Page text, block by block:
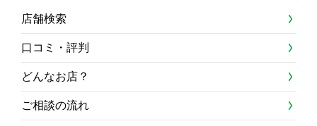
店舗検索
口コミ・評判
どんなお店？
ご相談の流れ